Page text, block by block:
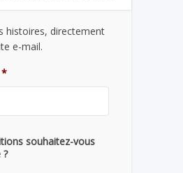
histoires, directement
e-mail.
*
souhaitez-vous
?